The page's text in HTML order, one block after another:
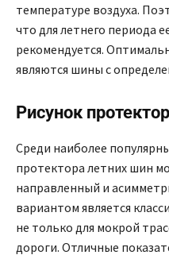
температуре воздуха.
что для летнего периода
рекомендуется.
являются шины с
Рисунок
Среди наиболее
протектора летних шин
направленный и
вариантом является
не только для мокрой
дороги. Отличные